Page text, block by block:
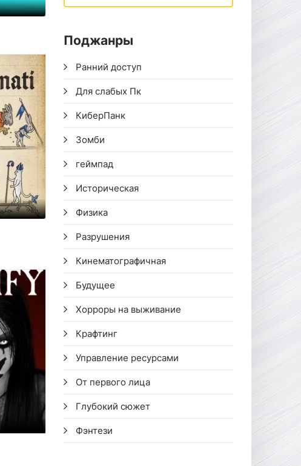
Поджанры
Ранний доступ
Для слабых Пк
КиберПанк
Зомби
геймпад
Историческая
Физика
Разрушения
Кинематографичная
Будущее
Хорроры на выживание
Крафтинг
Управление ресурсами
От первого лица
Глубокий сюжет
Фэнтези